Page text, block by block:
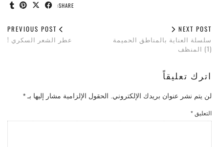
SHARE:
عطر الشعر السكري !
NEXT POST
سلسلة العناية بالمناطق الحميمة
(1) المنظف
اترك تعليقاً
لن يتم نشر عنوان بريدك الإلكتروني. الحقول الإلزامية مشار إليها بـ *
التعليق *